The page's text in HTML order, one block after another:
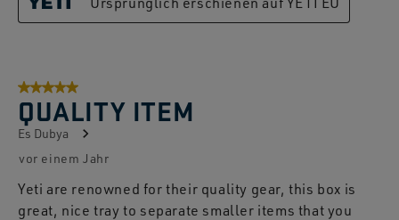
5 von 5 Sternen.
QUALITY ITEM
Es Dubya
vor einem Jahr
Yeti are renowned for their quality gear, this box is
great, nice tray to separate smaller items that you